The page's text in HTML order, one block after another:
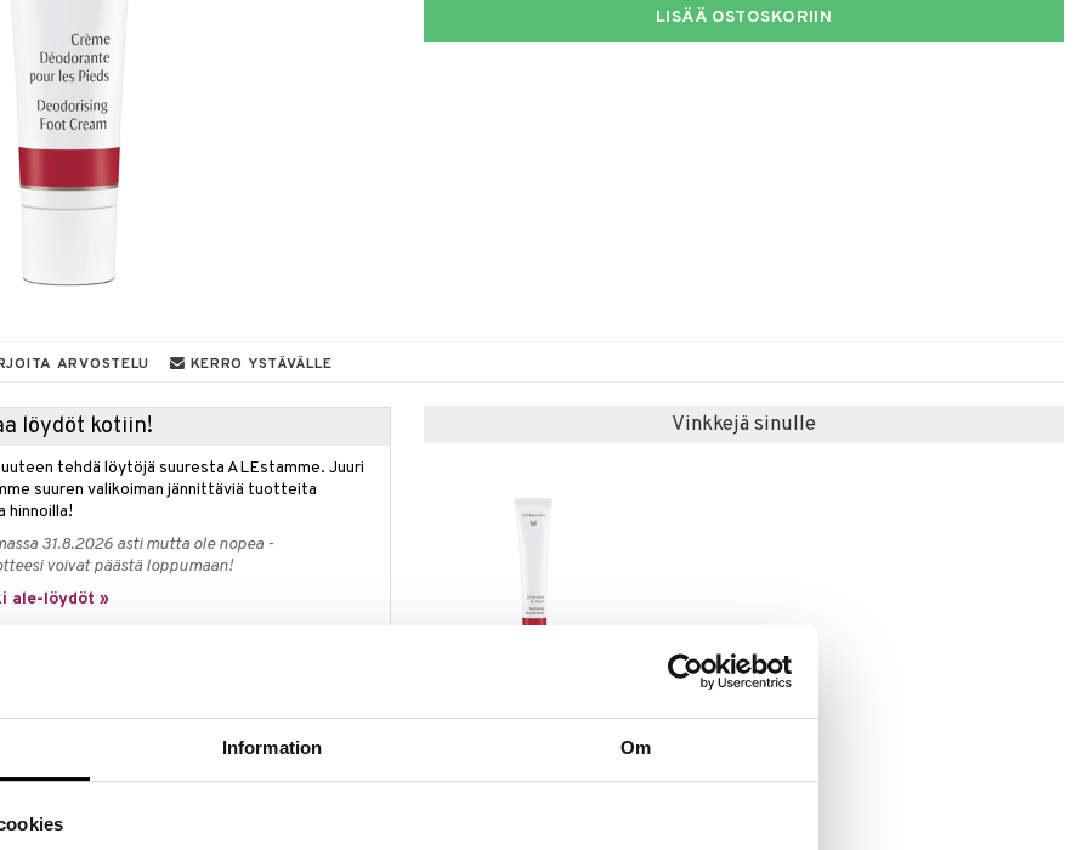
Information Om
LISÄÄ OSTOSKORIIN
ARVOSTELU KERRO YSTÄVÄLLE
löydöt kotiin!
tehdä löytöjä suuresta ALEstamme. Juuri
suuren valikoiman jännittäviä tuotteita
hinnoilla!
31.8.2026 asti mutta ole nopea -
voivat päästä loppumaan!
ale-löydöt »
sitovat kosteutta ja takaavat välittömän ja
ihoa hienolla puuterikerroksella ja ehkäisee
Se luo terveellisen olosuhteet jaloille, mikä
Vinkkejä sinulle
Hand Cream